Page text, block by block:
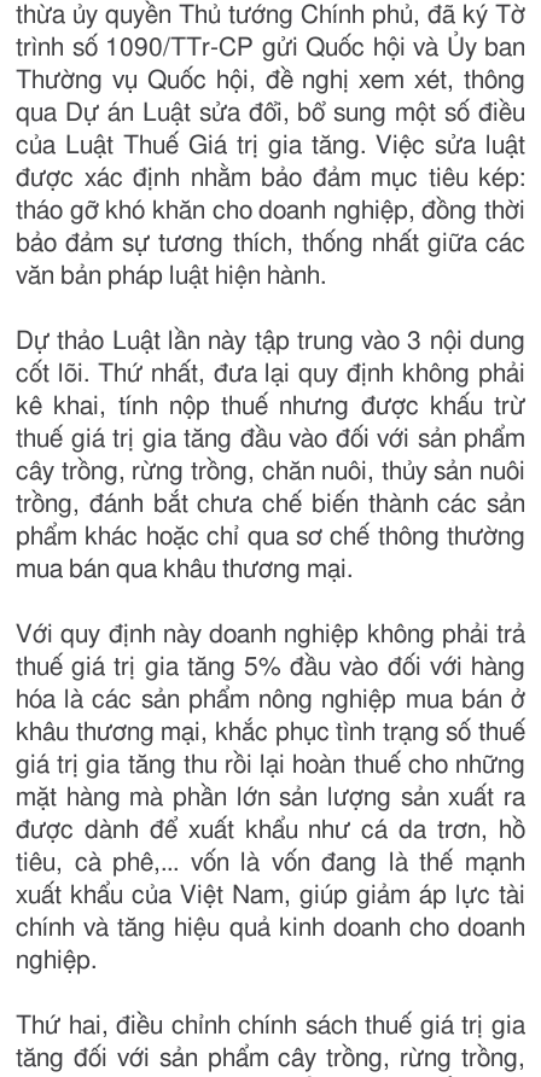
thừa ủy quyền Thủ tướng Chính phủ, đã ký Tờ
trình số 1090/TTr-CP gửi Quốc hội và Ủy ban
Thường vụ Quốc hội, đề nghị xem xét, thông
qua Dự án Luật sửa đổi, bổ sung một số điều
của Luật Thuế Giá trị gia tăng. Việc sửa luật
được xác định nhằm bảo đảm mục tiêu kép:
tháo gỡ khó khăn cho doanh nghiệp, đồng thời
bảo đảm sự tương thích, thống nhất giữa các
văn bản pháp luật hiện hành.
Dự thảo Luật lần này tập trung vào 3 nội dung
cốt lõi. Thứ nhất, đưa lại quy định không phải
kê khai, tính nộp thuế nhưng được khấu trừ
thuế giá trị gia tăng đầu vào đối với sản phẩm
cây trồng, rừng trồng, chăn nuôi, thủy sản nuôi
trồng, đánh bắt chưa chế biến thành các sản
phẩm khác hoặc chỉ qua sơ chế thông thường
mua bán qua khâu thương mại.
Với quy định này doanh nghiệp không phải trả
thuế giá trị gia tăng 5% đầu vào đối với hàng
hóa là các sản phẩm nông nghiệp mua bán ở
khâu thương mại, khắc phục tình trạng số thuế
giá trị gia tăng thu rồi lại hoàn thuế cho những
mặt hàng mà phần lớn sản lượng sản xuất ra
được dành để xuất khẩu như cá da trơn, hồ
tiêu, cà phê,... vốn là vốn đang là thế mạnh
xuất khẩu của Việt Nam, giúp giảm áp lực tài
chính và tăng hiệu quả kinh doanh cho doanh
nghiệp.
Thứ hai, điều chỉnh chính sách thuế giá trị gia
tăng đối với sản phẩm cây trồng, rừng trồng,